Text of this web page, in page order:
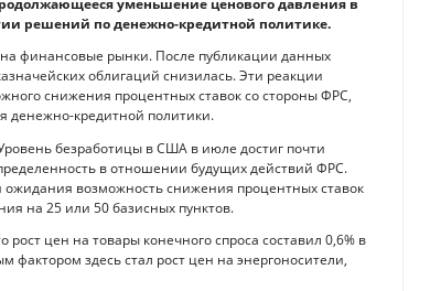
уменьшение ценового давления в
решений по денежно-кредитной политике.
финансовые рынки. После публикации данных
облигаций снизилась. Эти реакции
снижения процентных ставок со стороны ФРС,
денежно-кредитной политики.
безработицы в США в июле достиг почти
в отношении будущих действий ФРС.
возможность снижения процентных ставок
на 25 или 50 базисных пунктов.
цен на товары конечного спроса составил 0,6% в
здесь стал рост цен на энергоносители,